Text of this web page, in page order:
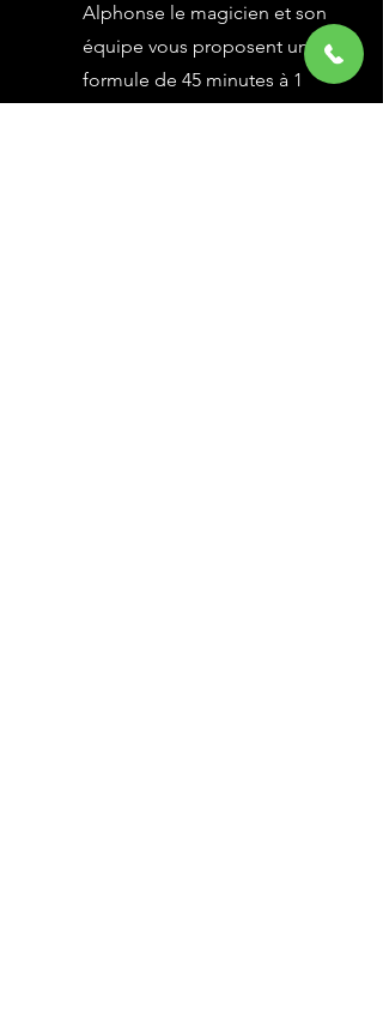
Alphonse le magicien et son
équipe vous proposent une
formule de 45 minutes à 1